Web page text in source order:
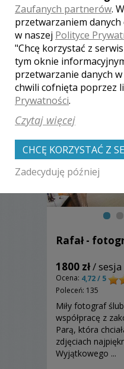
Zobacz
innych
Rafał -
1800 zł/ sesja
Ocena: 4,72 / 5
Poleceń: 135
Miły fotograf
współpracę z
Parą, która
zdjęciach
Wyjątkowego ...
Zaufanych partnerów.
przetwarzaniem
w naszej Polityce
"Chcę korzystać z
tym oknie
przetwarzanie danych
chwili cofnięta poprzez
Prywatności.
Czytaj więcej
CHCĘ KORZYSTAĆ Z
Zadecyduję później